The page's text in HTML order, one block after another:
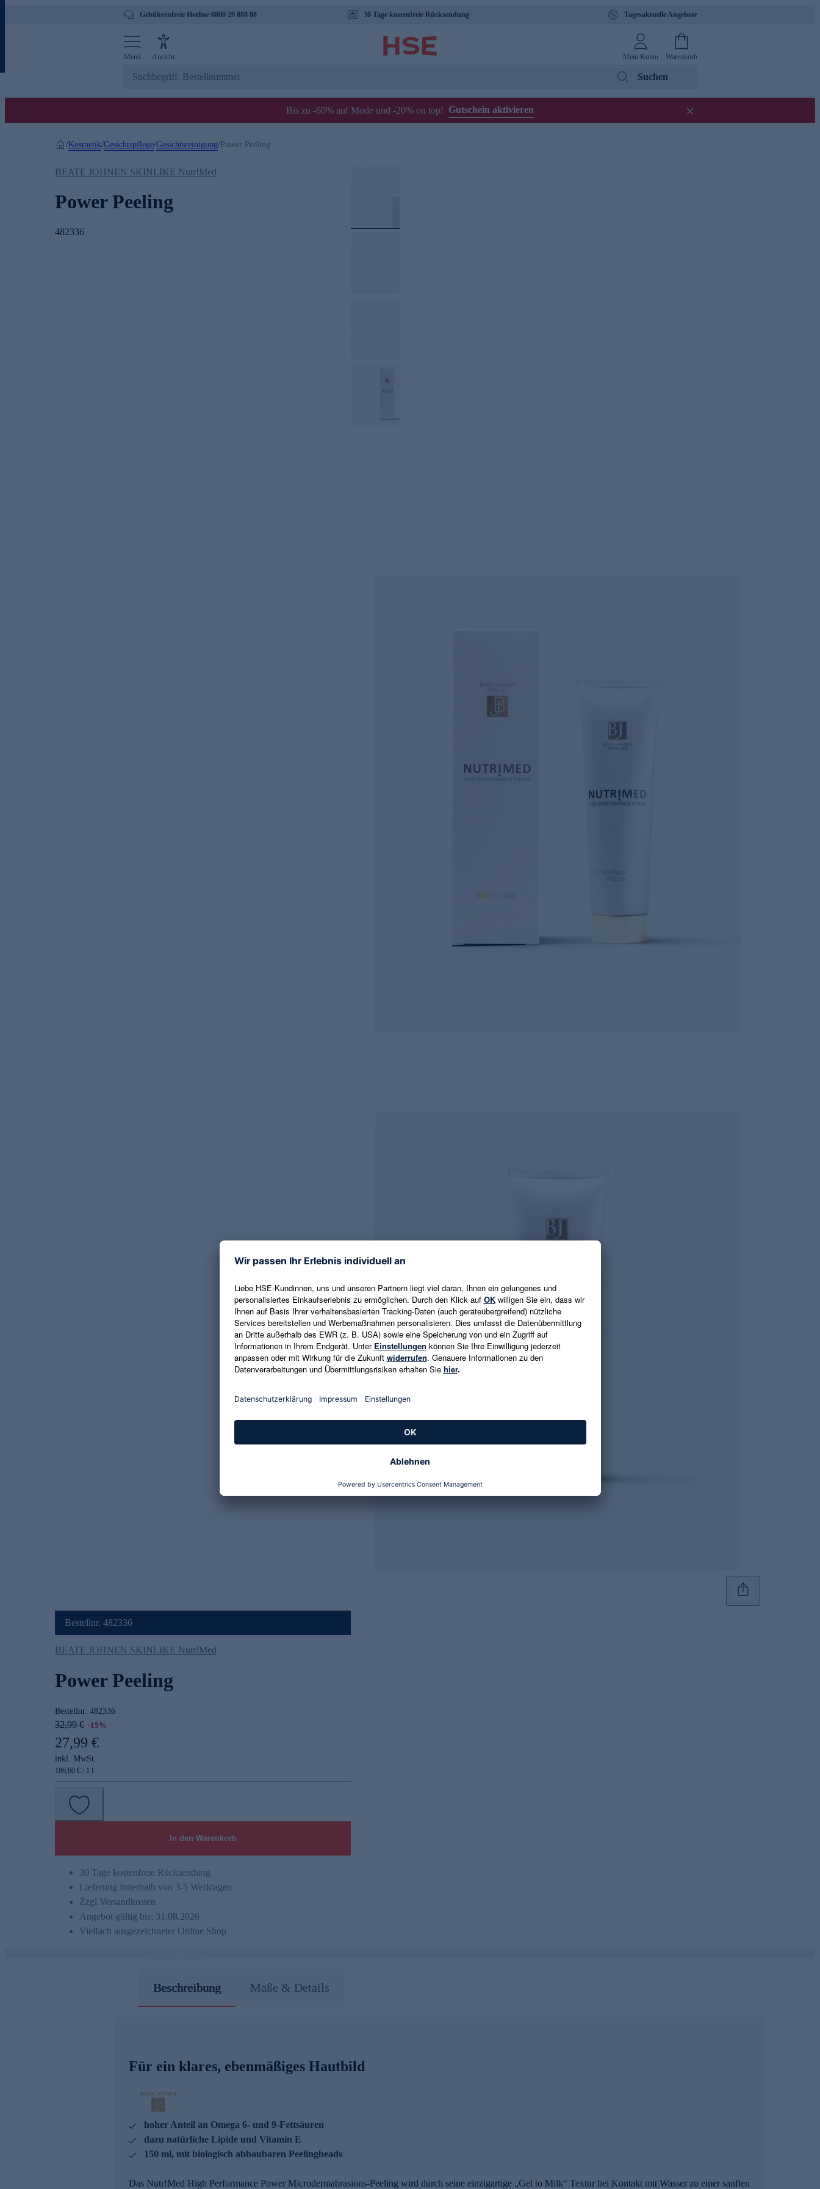
Gebührenfreie Hotline 0800 29 888 88 30 Tage kostenfreie Rücksendung Tagesaktuelle Angebote
Menü Ansicht Mein Konto Warenkorb
Suchen
Bis zu -60% auf Mode und -20% on top! Gutschein aktivieren
/Kosmetik/Gesichtspflege/Gesichtsreinigung/ Power Peeling
BEATE JOHNEN SKINLIKE Nutr!Med
Power Peeling
482336
Bestellnr. 482336
BEATE JOHNEN SKINLIKE Nutr!Med
Power Peeling
Bestellnr. 482336
32,99 € -15%
27,99 €
inkl. MwSt.
186,60 € / 1 l
In den Warenkorb
30 Tage kostenfreie Rücksendung
Lieferung innerhalb von 3-5 Werktagen
Zzgl.Versandkosten
Angebot gültig bis: 31.08.2026
Vielfach ausgezeichneter Online Shop
Beschreibung Maße & Details
Für ein klares, ebenmäßiges Hautbild
hoher Anteil an Omega 6- und 9-Fettsäuren
dazu natürliche Lipide und Vitamin E
150 ml, mit biologisch abbaubaren Peelingbeads
Das Nutr!Med High Performance Power Microdermabrasions-Peeling wird durch seine einzigartige „Gel to Milk“ Textur bei Kontakt mit Wasser zu einer sanften